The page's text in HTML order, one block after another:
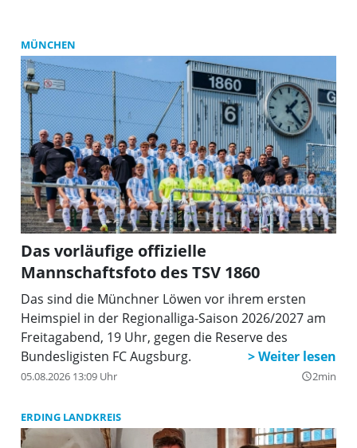
MÜNCHEN
Das vorläufige offizielle
Mannschaftsfoto des TSV 1860
Das sind die Münchner Löwen vor ihrem ersten
Heimspiel in der Regionalliga-Saison 2026/2027 am
Freitagabend, 19 Uhr, gegen die Reserve des
Bundesligisten FC Augsburg.
05.08.2026 13:09 Uhr query_builder2min
ERDING LANDKREIS